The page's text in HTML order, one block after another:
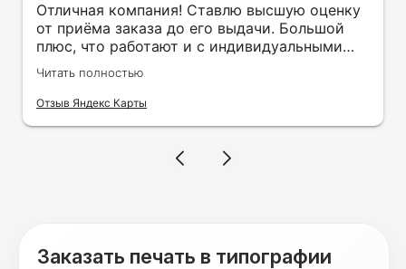
Отличная компания! Ставлю высшую оценку
от приёма заказа до его выдачи. Большой
плюс, что работают и с индивидуальными
заказами. Нелбходимо было нанести принт
на кружку в подарок. Заказ был исполнен
оперативно и ооочень красиво, даже не
терпеливость, отвечала на все мои вопросы.
Читать полностью
Отзыв Яндекс Карты
Заказать печать в типографии